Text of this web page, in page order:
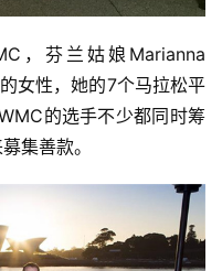
，芬兰姑娘Marianna
女性，她的7个马拉松平
的选手不少都同时筹
集善款。